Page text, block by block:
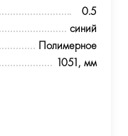
0.5
синий
Полимерное
1051, мм